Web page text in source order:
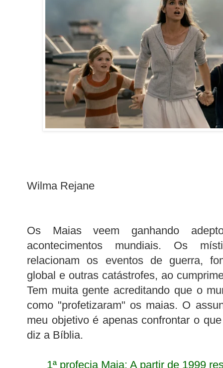
Wilma Rejane
Os Maias veem ganhando
acontecimentos mundiais. Os
relacionam os eventos de guerra,
global e outras catástrofes, ao
Tem muita gente acreditando que o
como "profetizaram" os maias. O
meu objetivo é apenas confrontar o
diz a Bíblia.
1ª profecia Maia: A partir de 1999